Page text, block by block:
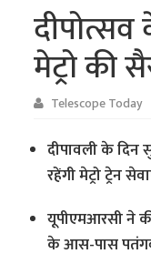
मेट्रो की
Telescope Today
दीपावली के
रहेंगी मेट्रो ट्रेन
यूपीएमआरसी ने
के आस-पास